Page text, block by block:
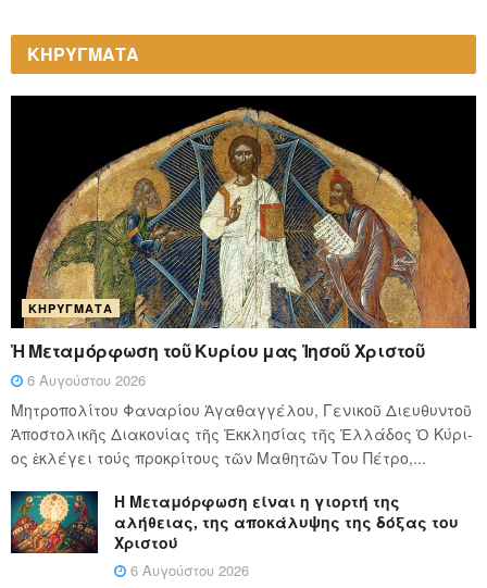
ΚΗΡΥΓΜΑΤΑ
ΚΗΡΎΓΜΑΤΑ
Ἡ Μεταμόρφωση τοῦ Κυρίου μας Ἰησοῦ Χριστοῦ
6 Αυγούστου 2026
Μητροπολίτου Φαναρίου Ἀγαθαγγέλου, Γενικοῦ Διευθυντοῦ
Ἀποστολικῆς Διακονίας τῆς Ἐκκλησίας τῆς Ἑλλάδος Ὁ Κύ­ρι­
ος ἐκλέγει τούς προ­κρί­τους τῶν Μα­θη­τῶν Του Πέ­τρο,...
Η Μεταμόρφωση είναι η γιορτή της
αλήθειας, της αποκάλυψης της δόξας του
Χριστού
6 Αυγούστου 2026